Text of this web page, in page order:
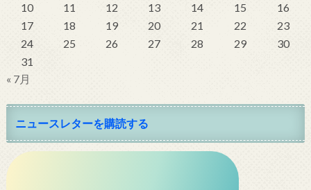
10
11 12 13 14 15
16
17
18 19 20 21 22
23
24
25 26 27 28 29
30
31
« 7月
ニュースレターを購読する